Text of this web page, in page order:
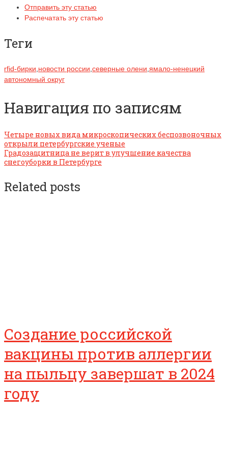
Отправить эту статью
Распечатать эту статью
Теги
rfid-бирки новости россии северные олени ямало-ненецкий
автономный округ
Навигация по записям
Четыре новых вида микроскопических беспозвоночных
открыли петербургские ученые
Градозащитница не верит в улучшение качества
снегоуборки в Петербурге
Related posts
Создание российской
вакцины против аллергии
на пыльцу завершат в 2024
году